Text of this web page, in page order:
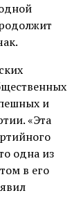
и
«Эта
одна из
в его